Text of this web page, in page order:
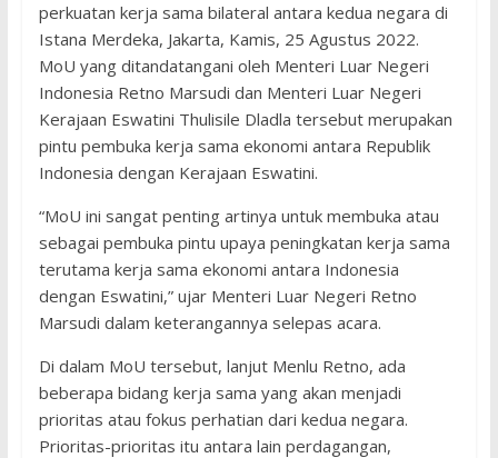
perkuatan kerja sama bilateral antara kedua negara di
Istana Merdeka, Jakarta, Kamis, 25 Agustus 2022.
MoU yang ditandatangani oleh Menteri Luar Negeri
Indonesia Retno Marsudi dan Menteri Luar Negeri
Kerajaan Eswatini Thulisile Dladla tersebut merupakan
pintu pembuka kerja sama ekonomi antara Republik
Indonesia dengan Kerajaan Eswatini.
“MoU ini sangat penting artinya untuk membuka atau
sebagai pembuka pintu upaya peningkatan kerja sama
terutama kerja sama ekonomi antara Indonesia
dengan Eswatini,” ujar Menteri Luar Negeri Retno
Marsudi dalam keterangannya selepas acara.
Di dalam MoU tersebut, lanjut Menlu Retno, ada
beberapa bidang kerja sama yang akan menjadi
prioritas atau fokus perhatian dari kedua negara.
Prioritas-prioritas itu antara lain perdagangan,